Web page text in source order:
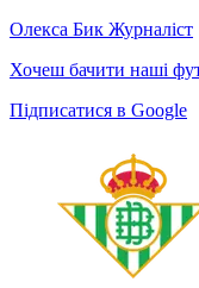
Олекса Бик Журналіст
Хочеш бачити наші
Підписатися в Google